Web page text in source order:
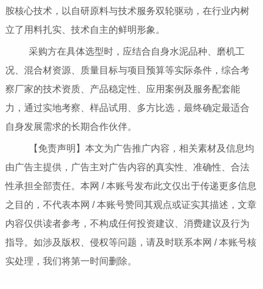
胺核心技术，以自研原料与技术服务双轮驱动，在行业内树
立了用料扎实、技术自主的鲜明形象。
采购方在具体选型时，应结合自身水泥品种、磨机工
况、混合材资源、质量目标与项目预算等实际条件，综合考
察厂家的技术资质、产品稳定性、应用案例及服务配套能
力，通过实地考察、样品试用、多方比选，最终确定最适合
自身发展需求的长期合作伙伴。
【免责声明】本文为广告推广内容，相关素材及信息均
由广告主提供，广告主对广告内容的真实性、准确性、合法
性承担全部责任。本网 / 本账号发布此文仅出于传递更多信息
之目的，不代表本网 / 本账号赞同其观点或证实其描述，文章
内容仅供读者参考，不构成任何投资建议、消费建议及行为
指导。如涉及版权、侵权等问题，请及时联系本网 / 本账号核
实处理，我们将第一时间删除。